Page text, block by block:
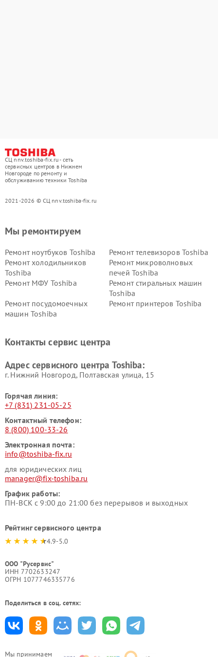
СЦ nnv.toshiba-fix.ru - сеть
сервисных центров в Нижнем
Новгороде по ремонту и
обслуживанию техники Toshiba
2021-2026 © СЦ nnv.toshiba-fix.ru
Мы принимаем
Мы ремонтируем
Ремонт ноутбуков Toshiba
Ремонт телевизоров Toshiba
Ремонт холодильников
Toshiba
Ремонт микроволновых
печей Toshiba
Ремонт МФУ Toshiba
Ремонт стиральных машин
Toshiba
Ремонт посудомоечных
машин Toshiba
Ремонт принтеров Toshiba
Контакты сервис центра
Адрес сервисного центра Toshiba:
г. Нижний Новгород, Полтавская улица, 15
Горячая линия:
+7 (831) 231-05-25
Контактный телефон:
8 (800) 100-33-26
Электронная почта:
info@toshiba-fix.ru
для юридических лиц
manager@fix-toshiba.ru
График работы:
ПН-ВСК с 9:00 до 21:00 без перерывов и выходных
Рейтинг сервисного центра
4.9-5.0
ООО "Русервис"
ИНН 7702633247
ОГРН 1077746335776
Поделиться в соц. сетях: